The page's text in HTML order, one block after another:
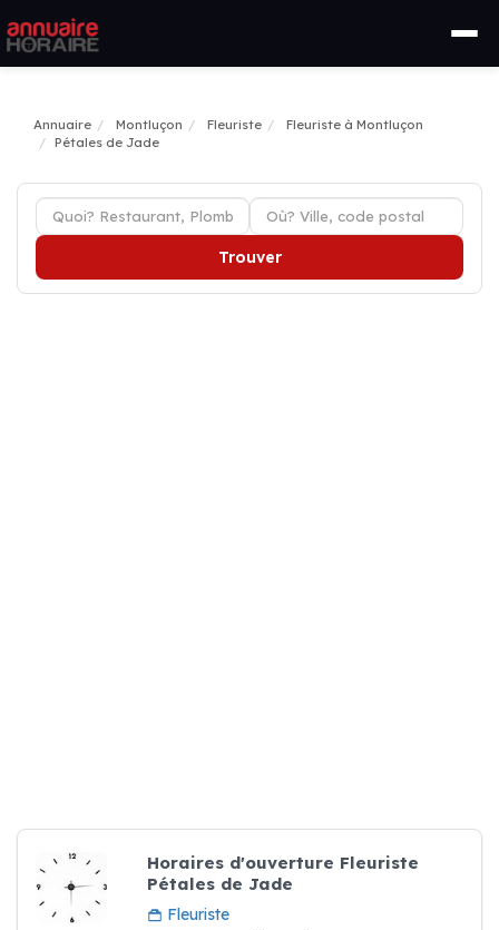
Annuaire Montluçon Fleuriste
Fleuriste à Montluçon
Pétales de Jade
Trouver
Horaires d'ouverture Fleuriste
Pétales de Jade
Fleuriste